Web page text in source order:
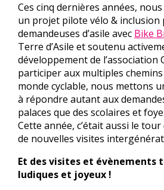
Ces cinq dernières années,
un projet pilote vélo & inclusion
demandeuses d’asile avec Bike
Terre d’Asile et soutenu
développement de l’association
participer aux multiples
monde cyclable, nous mettons
à répondre autant aux
palaces que des scolaires et
Cette année, c’était aussi le
de nouvelles visites
Et des visites et évènements
ludiques et joyeux !